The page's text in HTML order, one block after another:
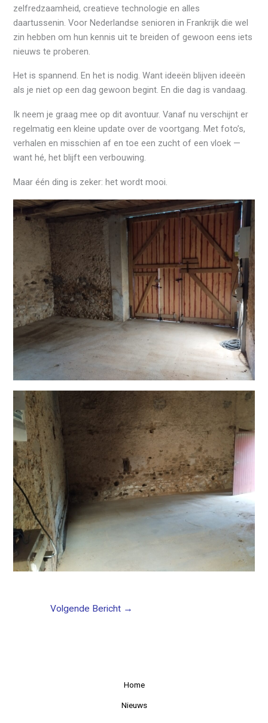
zelfredzaamheid, creatieve technologie en alles
daartussenin. Voor Nederlandse senioren in Frankrijk die wel
zin hebben om hun kennis uit te breiden of gewoon eens iets
nieuws te proberen.
Het is spannend. En het is nodig. Want ideeën blijven ideeën
als je niet op een dag gewoon begint. En die dag is vandaag.
Ik neem je graag mee op dit avontuur. Vanaf nu verschijnt er
regelmatig een kleine update over de voortgang. Met foto’s,
verhalen en misschien af en toe een zucht of een vloek —
want hé, het blijft een verbouwing.
Maar één ding is zeker: het wordt mooi.
Volgende Bericht →
Home
Nieuws